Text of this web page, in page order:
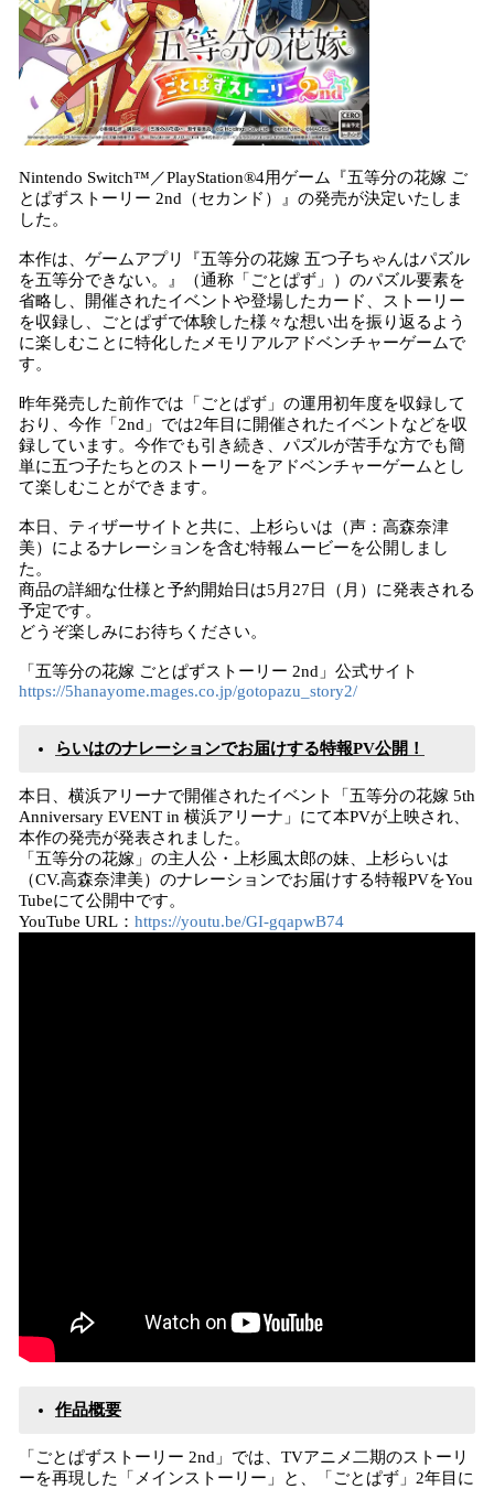
Nintendo Switch™／PlayStation®4用ゲーム『五等分の花嫁 ご
とぱずストーリー 2nd（セカンド）』の発売が決定いたしま
した。
本作は、ゲームアプリ『五等分の花嫁 五つ子ちゃんはパズル
を五等分できない。』（通称「ごとぱず」）のパズル要素を
省略し、開催されたイベントや登場したカード、ストーリー
を収録し、ごとぱずで体験した様々な想い出を振り返るよう
に楽しむことに特化したメモリアルアドベンチャーゲームで
す。
昨年発売した前作では「ごとぱず」の運用初年度を収録して
おり、今作「2nd」では2年目に開催されたイベントなどを収
録しています。今作でも引き続き、パズルが苦手な方でも簡
単に五つ子たちとのストーリーをアドベンチャーゲームとし
て楽しむことができます。
本日、ティザーサイトと共に、上杉らいは（声：高森奈津
美）によるナレーションを含む特報ムービーを公開しまし
た。
商品の詳細な仕様と予約開始日は5月27日（月）に発表される
予定です。
どうぞ楽しみにお待ちください。
「五等分の花嫁 ごとぱずストーリー 2nd」公式サイト
https://5hanayome.mages.co.jp/gotopazu_story2/
らいはのナレーションでお届けする特報PV公開！
本日、横浜アリーナで開催されたイベント「五等分の花嫁 5th
Anniversary EVENT in 横浜アリーナ」にて本PVが上映され、
本作の発売が発表されました。
「五等分の花嫁」の主人公・上杉風太郎の妹、上杉らいは
（CV.高森奈津美）のナレーションでお届けする特報PVをYou
Tubeにて公開中です。
YouTube URL： https://youtu.be/GI-gqapwB74
作品概要
「ごとぱずストーリー 2nd」では、TVアニメ二期のストーリ
ーを再現した「メインストーリー」と、「ごとぱず」2年目に